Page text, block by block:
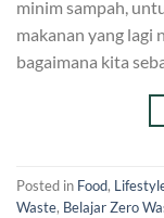
minim sampah,
makanan yang lagi
bagaimana kita
Posted in Food,
Waste, Belajar Zero